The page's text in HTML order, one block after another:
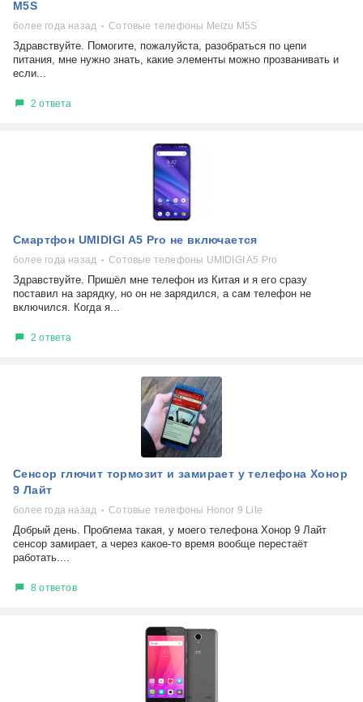
M5S
более года назад Сотовые телефоны Meizu M5S
Здравствуйте. Помогите, пожалуйста, разобраться по цепи
питания, мне нужно знать, какие элементы можно прозванивать и
если...
2 ответа
Смартфон UMIDIGI A5 Pro не включается
более года назад Сотовые телефоны UMIDIGI A5 Pro
Здравствуйте. Пришёл мне телефон из Китая и я его сразу
поставил на зарядку, но он не зарядился, а сам телефон не
включился. Когда я...
2 ответа
Сенсор глючит тормозит и замирает у телефона Хонор
9 Лайт
более года назад Сотовые телефоны Honor 9 Lite
Добрый день. Проблема такая, у моего телефона Хонор 9 Лайт
сенсор замирает, а через какое-то время вообще перестаёт
работать....
8 ответов